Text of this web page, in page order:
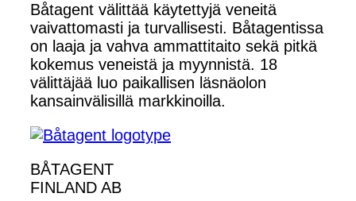
Båtagent välittää käytettyjä veneitä
vaivattomasti ja turvallisesti. Båtagentissa
on laaja ja vahva ammattitaito sekä pitkä
kokemus veneistä ja myynnistä. 18
välittäjää luo paikallisen läsnäolon
kansainvälisillä markkinoilla.
BÅTAGENT
FINLAND AB